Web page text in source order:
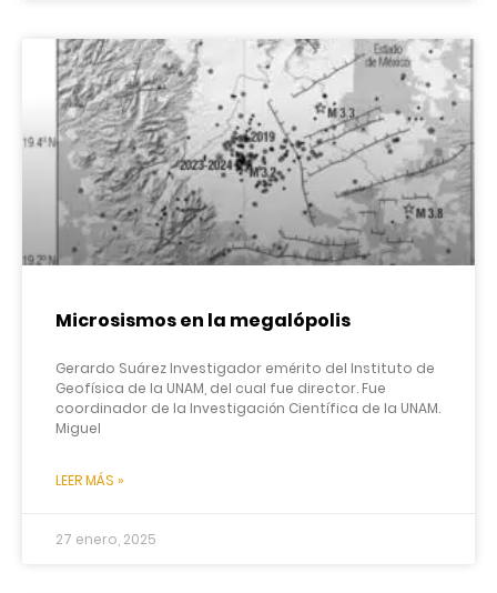
Microsismos en la megalópolis
Gerardo Suárez Investigador emérito del Instituto de
Geofísica de la UNAM, del cual fue director. Fue
coordinador de la Investigación Científica de la UNAM.
Miguel
LEER MÁS »
27 enero, 2025